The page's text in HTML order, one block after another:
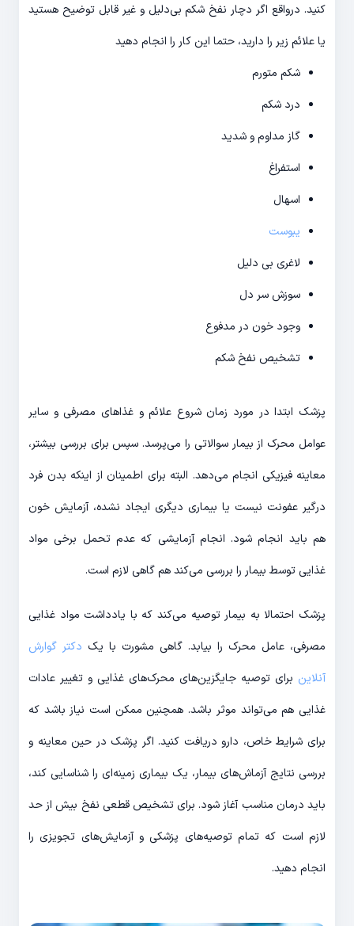
کنید. درواقع اگر دچار نفخ شکم بی‌دلیل و غیر قابل توضیح هستید
یا علائم زیر را دارید، حتما این کار را انجام دهید
شکم متورم
درد شکم
گاز مداوم و شدید
استفراغ
اسهال
یبوست
لاغری بی دلیل
سوزش سر دل
وجود خون در مدفوع
تشخیص نفخ شکم
پزشک ابتدا در مورد زمان شروع علائم و غذاهای مصرفی و سایر
عوامل محرک از بیمار سوالاتی را می‌­پرسد. سپس برای بررسی بیشتر،
معاینه فیزیکی انجام می‌­دهد. البته برای اطمینان از اینکه بدن فرد
درگیر عفونت نیست یا بیماری دیگری ایجاد نشده، آزمایش خون
هم باید انجام شود. انجام آزمایشی که عدم تحمل برخی مواد
غذایی توسط بیمار را بررسی می­‌کند هم گاهی لازم است.
پزشک احتمالا به بیمار توصیه می­‌کند که با یادداشت مواد غذایی
مصرفی، عامل محرک را بیابد. گاهی مشورت با یک دکتر گوارش
آنلاین برای توصیه جایگزین­‌های محرک­‌های غذایی و تغییر عادات
غذایی هم می­‌تواند موثر باشد. هم­چنین ممکن است نیاز باشد که
برای شرایط خاص، دارو دریافت کنید. اگر پزشک در حین معاینه و
بررسی نتایج آزماش‌­های بیمار، یک بیماری زمینه‌­ای را شناسایی کند،
باید درمان مناسب آغاز شود. برای تشخیص قطعی نفخ بیش از حد
لازم است که تمام توصیه‌­های پزشکی و آزمایش­‌های تجویزی را
انجام دهید.